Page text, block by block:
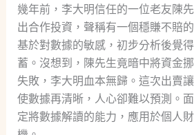
幾年前，李大明信任的一位老友陳
出合作投資，聲稱有一個穩賺不賠
基於對數據的敏感，初步分析後覺
蓄。沒想到，陳先生竟暗中將資金
失敗，李大明血本無歸。這次出賣
使數據再清晰，人心卻難以預測。
定將數據解讀的能力，應用於個人